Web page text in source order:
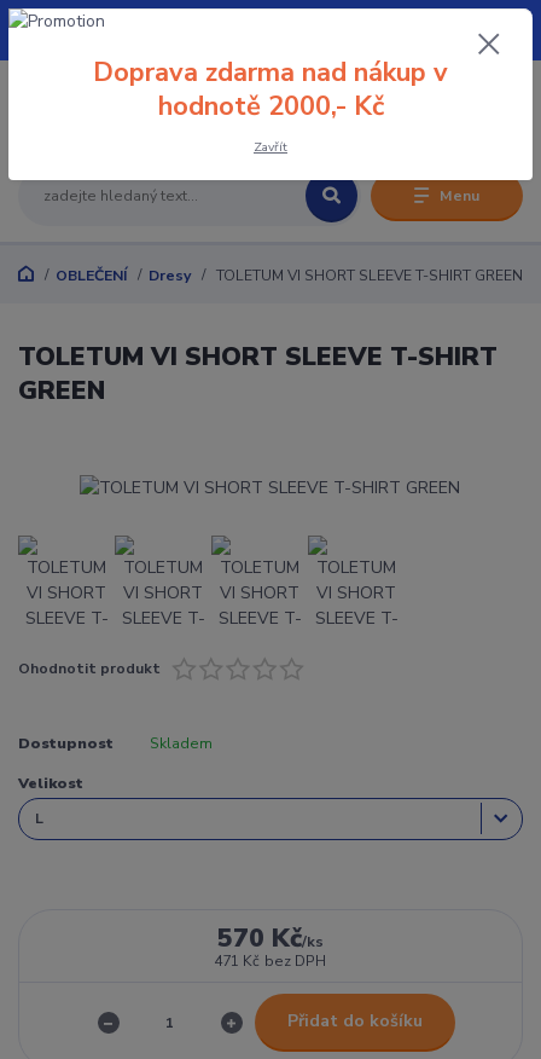
Menu
+420 608 032 114
OBLEČENÍ Dresy TOLETUM VI SHORT SLEEVE T-SHIRT GREEN
TOLETUM VI SHORT SLEEVE T-SHIRT
GREEN
Ohodnotit produkt
Dostupnost Skladem
Velikost
570 Kč/ks
471 Kč bez DPH
Přidat do košíku
Doprava zdarma nad nákup v
hodnotě 2000,- Kč
Zavřít